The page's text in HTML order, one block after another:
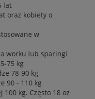
lat
oraz kobiety o
w
worku lub sparingi
75 kg
78-90 kg
90 - 110 kg
100 kg. Często 18 oz